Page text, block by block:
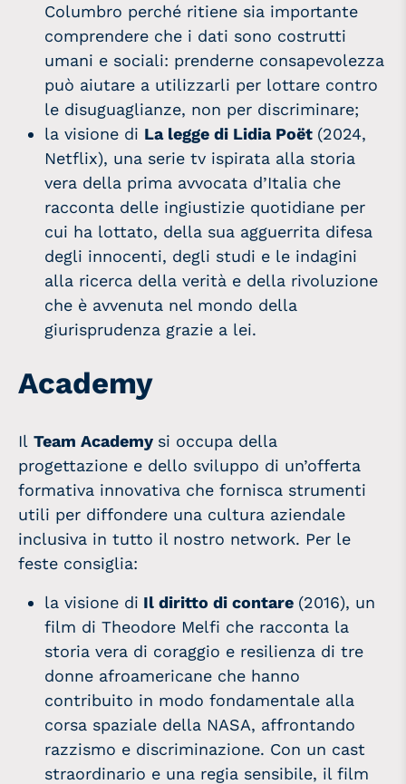
Columbro perché ritiene sia importante
comprendere che i dati sono costrutti
umani e sociali: prenderne consapevolezza
può aiutare a utilizzarli per lottare contro
le disuguaglianze, non per discriminare;
la visione di La legge di Lidia Poët (2024,
Netflix), una serie tv ispirata alla storia
vera della prima avvocata d’Italia che
racconta delle ingiustizie quotidiane per
cui ha lottato, della sua agguerrita difesa
degli innocenti, degli studi e le indagini
alla ricerca della verità e della rivoluzione
che è avvenuta nel mondo della
giurisprudenza grazie a lei.
Academy
Il Team Academy si occupa della
progettazione e dello sviluppo di un’offerta
formativa innovativa che fornisca strumenti
utili per diffondere una cultura aziendale
inclusiva in tutto il nostro network. Per le
feste consiglia:
la visione di Il diritto di contare (2016), un
film di Theodore Melfi che racconta la
storia vera di coraggio e resilienza di tre
donne afroamericane che hanno
contribuito in modo fondamentale alla
corsa spaziale della NASA, affrontando
razzismo e discriminazione. Con un cast
straordinario e una regia sensibile, il film